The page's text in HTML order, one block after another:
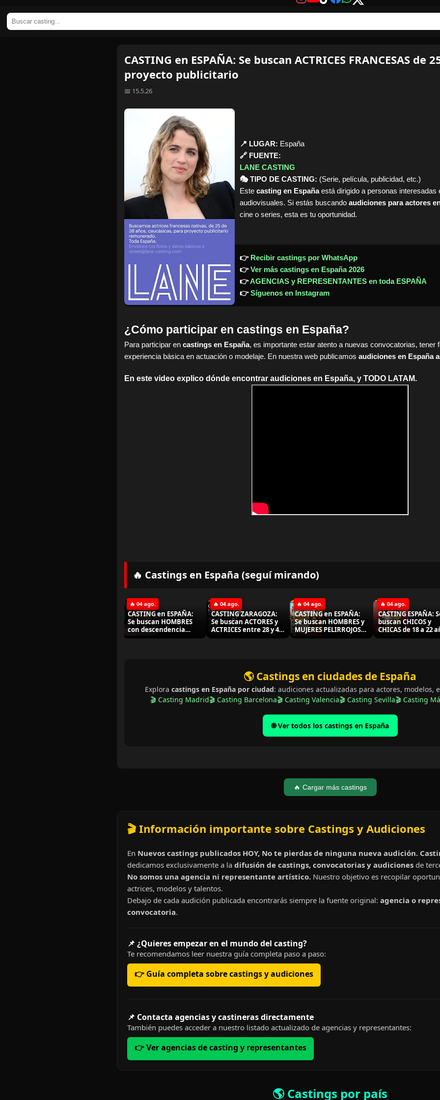
CASTING en ESPAÑA: Se buscan ACTRICES FRANCESAS de
proyecto publicitario
📅 15.5.26
📍 LUGAR: España
🔗 FUENTE:
LANE CASTING
🎭 TIPO DE CASTING: (Serie, película, publicidad, etc.)
Este casting en Españaestá dirigido a personas interesadas
audiovisuales. Si estás buscando audiciones para actores
cine o series, esta es tu oportunidad.
👉 Recibir castings por WhatsApp
👉Ver más castings en España 2026
👉AGENCIAS y REPRESENTANTES en toda ESPAÑA
👉Síguenos en Instagram
¿Cómo participar en castings en España?
Para participar en castings en España, es importante estar atento a nuevas convocatorias, tener
experiencia básica en actuación o modelaje. En nuestra web publicamos audiciones en España
En este video explico dónde encontrar audiciones en España, y TODO LATAM.
🔥 Castings en España (seguí mirando)
🔥 04 ago.
CASTING en ESPAÑA:
Se buscan HOMBRES
con descendencia
asiática para
🔥 04 ago.
CASTING ZARAGOZA:
Se buscan ACTORES y
ACTRICES entre 28 y 45
años para importante
🔥 04 ago.
CASTING en ESPAÑA:
Se buscan HOMBRES y
MUJERES PELIRROJOS
naturales para SERIE
🔥 04 ago.
CASTING ESPAÑA:
buscan CHICOS y
CHICAS de 18 a 22
para futuros
🌎 Castings en ciudades de España
Explora castings en España por ciudad: audiciones actualizadas para actores, modelos,
🎬 Casting Madrid🎬 Casting Barcelona🎬 Casting Valencia🎬 Casting Sevilla🎬 Casting
🌐 Ver todos los castings en España
🔥 Cargar más castings
🎬 Información importante sobre Castings y Audiciones
En Nuevos castings publicados HOY, No te pierdas de ninguna nueva audición.
dedicamos exclusivamente a la difusión de castings, convocatorias y audiciones de
No somos una agencia ni representante artístico. Nuestro objetivo es recopilar
actrices, modelos y talentos.
Debajo de cada audición publicada encontrarás siempre la fuente original: agencia o
convocatoria.
📌 ¿Quieres empezar en el mundo del casting?
Te recomendamos leer nuestra guía completa paso a paso:
👉 Guía completa sobre castings y audiciones
📌 Contacta agencias y castineras directamente
También puedes acceder a nuestro listado actualizado de agencias y representantes:
👉 Ver agencias de casting y representantes
🌎 Castings por país